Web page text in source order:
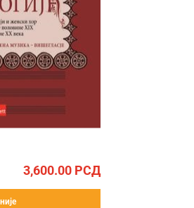
3,600.00 РСД